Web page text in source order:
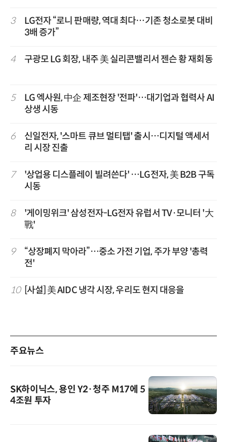
3
LG전자 “로니 판매량, 역대 최다…기존 청소로봇 대비
3배 증가”
4 구광모 LG 회장, 내주 美 실리콘밸리서 젠슨 황 재회동
5
LG 엑사원, 中企 제조현장 '전파'…대기업과 협력사 AI
상생 시동
6
신일전자, '스마트 큐브 멀티탭' 출시…디지털 액세서
리 시장 진출
7
'상업용 디스플레이 빌려쓴다' …LG전자, 美 B2B 구독
시동
8
'게이밍위크' 삼성전자-LG전자 유럽서 TV·모니터 '大
戰'
9
“상장폐지 막아라”…중소 가전 기업, 주가 부양 '총력
전'
10 [사설] 美 AIDC 냉각 시장, 우리도 현지 대응을
주요뉴스
SK하이닉스, 용인 Y2·청주 M17에 5
4조원 투자